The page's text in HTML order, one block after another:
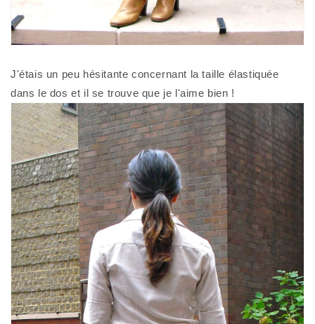
J'étais un peu hésitante concernant la taille élastiquée
dans le dos et il se trouve que je l'aime bien !